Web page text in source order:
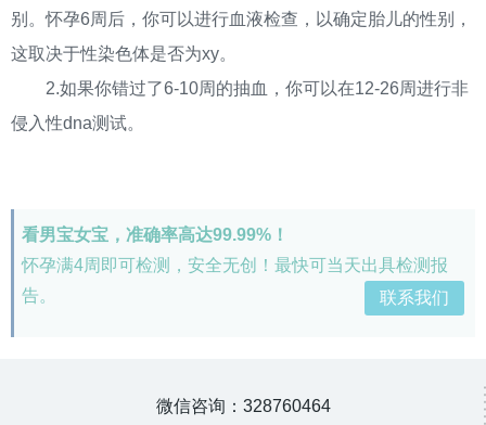
别。怀孕6周后，你可以进行血液检查，以确定胎儿的性别，
这取决于性染色体是否为xy。
2.如果你错过了6-10周的抽血，你可以在12-26周进行非
侵入性dna测试。
看男宝女宝，准确率高达99.99%！
怀孕满4周即可检测，安全无创！最快可当天出具检测报
告。
联系我们
微信咨询：328760464